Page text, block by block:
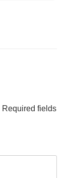
Required fields